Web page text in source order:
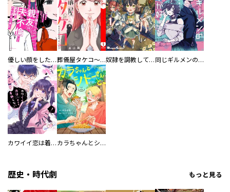
優しい顔をした親友は、夫と不倫して私の家に入り込んできた。 葬儀屋タケコ～あなたの最期、叶えます【電子単行本版】 奴隷を調教してハーレム作る 同じギルメンの声が好き
カワイイ恋は着飾らない カラちゃんとシトーさんと、 【分冊版】
歴史・時代劇 もっと見る